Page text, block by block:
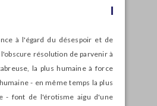
à l'égard du désespoir et de
résolution de parvenir à
la plus humaine à force
- en même temps la plus
- font de l'érotisme aigu d'une